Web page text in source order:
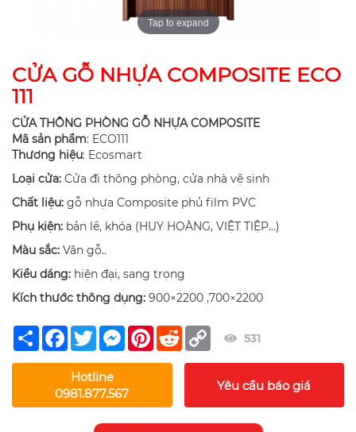
Tap to expand
CỬA GỖ NHỰA COMPOSITE ECO
111
CỬA THÔNG PHÒNG GỖ NHỰA COMPOSITE
Mã sản phẩm: ECO111
Thương hiệu: Ecosmart
Loại cửa: Cửa đi thông phòng, cửa nhà vệ sinh
Chất liệu: gỗ nhựa Composite phủ film PVC
Phụ kiện: bản lề, khóa (HUY HOÀNG, VIỆT TIỆP…)
Màu sắc: Vân gỗ..
Kiểu dáng: hiện đại, sang trọng
Kích thước thông dụng: 900×2200 ,700×2200
Share Facebook
TwitterMessengerPinterest
Reddit Copy
Link
531
Hotline
0981.877.567
Yêu cầu báo giá